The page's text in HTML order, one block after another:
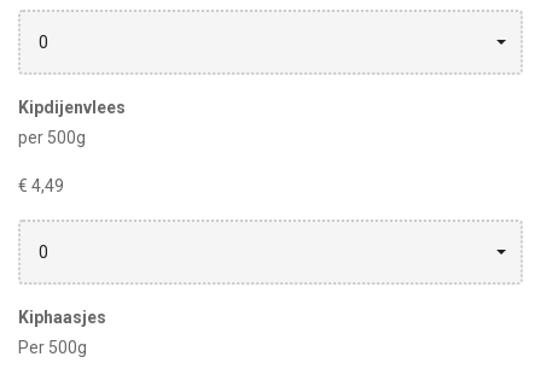
0
Kipdijenvlees
per 500g
€ 4,49
0
Kiphaasjes
Per 500g